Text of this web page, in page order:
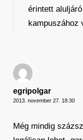
érintett
kampuszához
egripolgar
2013. november 27. 18:30
Még mindig